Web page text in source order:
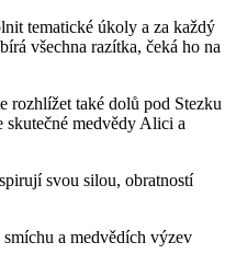
tematické úkoly a za každý
všechna razítka, čeká ho na
rozhlížet také dolů pod Stezku
skutečné medvědy Alici a
svou silou, obratností
a medvědích výzev